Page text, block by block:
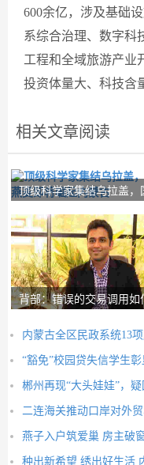
600余亿，涉及基础
系综合治理、数字科
工程和全域旅游产业
投资体量大、科技含
相关文章阅读
顶级科学家集结乌拉盖，
背部：错误的交易调用如
内蒙古全区民政系统13
“豁免”校园贷失信学生
郴州再现“大头娃娃”，
二连海关推动口岸对外
燕子入户筑爱巢 房主破
种出新希望 绣出好生活